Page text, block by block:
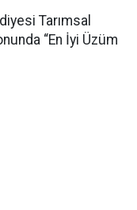
Tarımsal
“En İyi Üzüm